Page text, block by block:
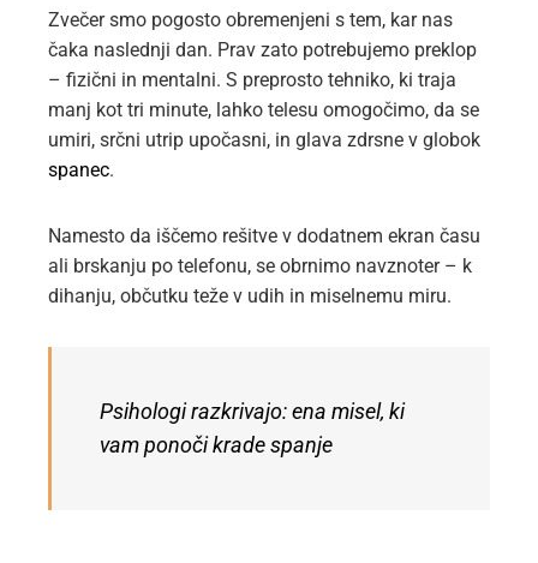
Zvečer smo pogosto obremenjeni s tem, kar nas
čaka naslednji dan. Prav zato potrebujemo preklop
– fizični in mentalni. S preprosto tehniko, ki traja
manj kot tri minute, lahko telesu omogočimo, da se
umiri, srčni utrip upočasni, in glava zdrsne v globok
spanec.
Namesto da iščemo rešitve v dodatnem ekran času
ali brskanju po telefonu, se obrnimo navznoter – k
dihanju, občutku teže v udih in miselnemu miru.
Psihologi razkrivajo: ena misel, ki
vam ponoči krade spanje